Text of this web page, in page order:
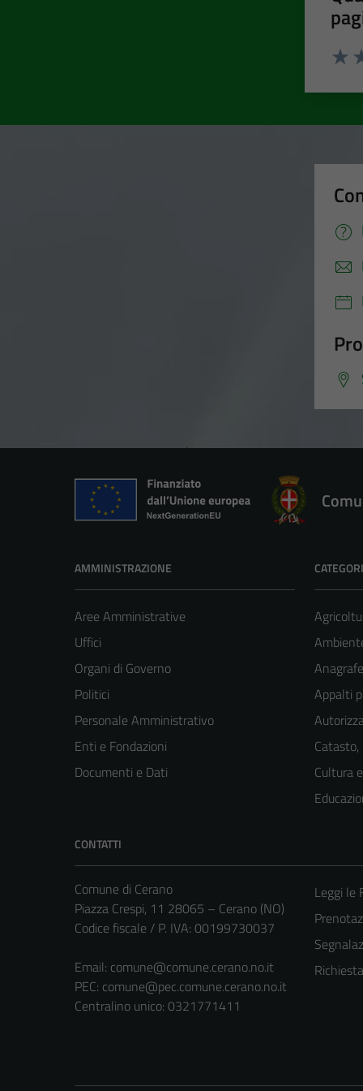
AMMINISTRAZIONE
Aree Amministrative
Uffici
Organi di Governo
Politici
Personale Amministrativo
Enti e Fondazioni
Documenti e Dati
Appalti
Cultura
CONTATTI
Comune di Cerano
Piazza Crespi, 11 28065 – Cerano (NO)
Codice fiscale / P. IVA: 00199730037
Email: comune@comune.cerano.no.it
PEC: comune@pec.comune.cerano.no.it
Centralino unico: 0321771411
Leggi le